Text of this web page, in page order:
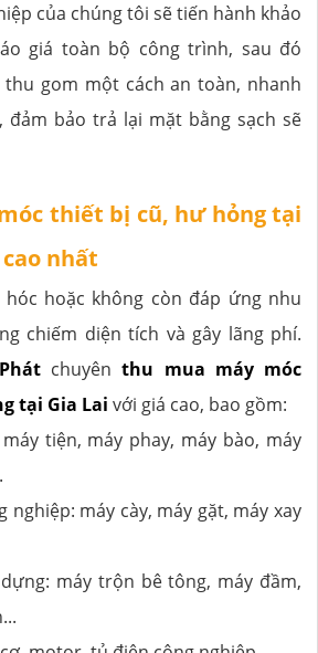
của chúng tôi sẽ tiến hành khảo
giá toàn bộ công trình, sau đó
gom một cách an toàn, nhanh
đảm bảo trả lại mặt bằng sạch sẽ
thiết bị cũ, hư hỏng tại
nhất
hóc hoặc không còn đáp ứng nhu
chiếm diện tích và gây lãng phí.
chuyênthu mua máy móc
tại Gia Lai với giá cao, bao gồm:
tiện, máy phay, máy bào, máy
nghiệp: máy cày, máy gặt, máy xay
máy trộn bê tông, máy đầm,